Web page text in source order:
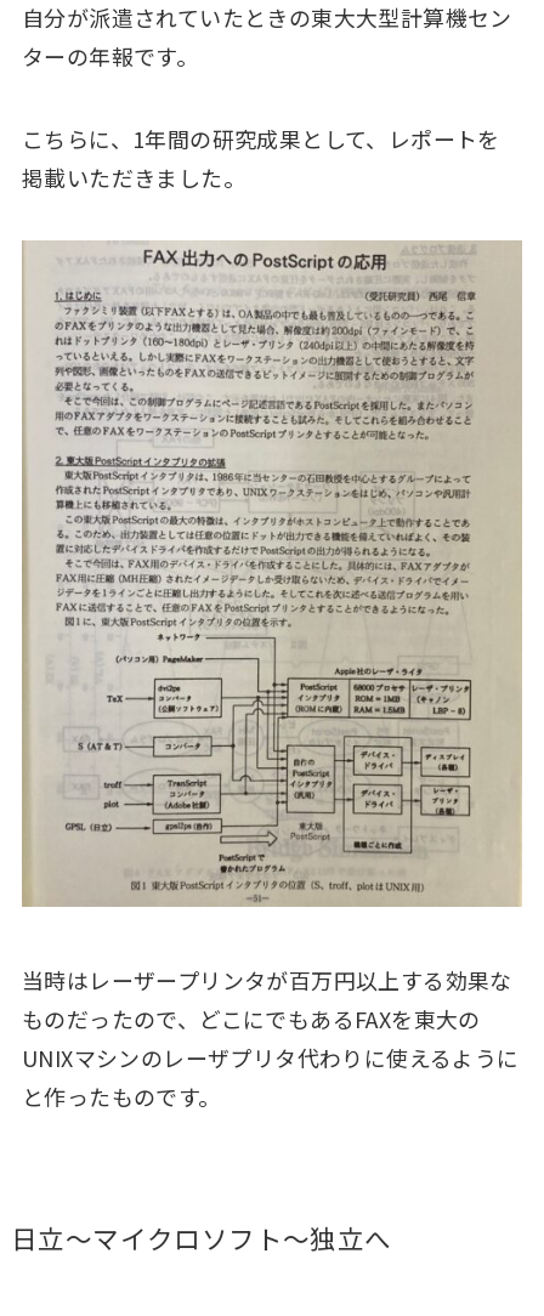
自分が派遣されていたときの東大大型計算機セン
ターの年報です。
こちらに、1年間の研究成果として、レポートを
掲載いただきました。
当時はレーザープリンタが百万円以上する効果な
ものだったので、どこにでもあるFAXを東大の
UNIXマシンのレーザプリタ代わりに使えるように
と作ったものです。
日立～マイクロソフト～独立へ